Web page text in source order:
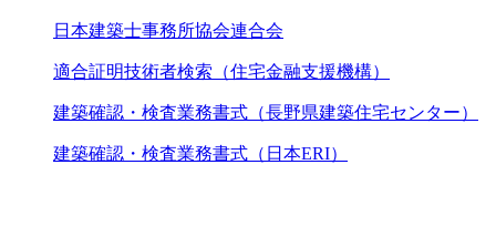
日本建築士事務所協会連合会
適合証明技術者検索（住宅金融支援機構）
建築確認・検査業務書式（長野県建築住宅センター）
建築確認・検査業務書式（日本ERI）